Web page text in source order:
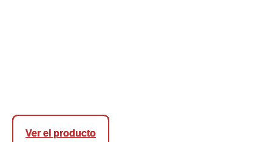
Ver el producto
Ver el producto
Ver el producto